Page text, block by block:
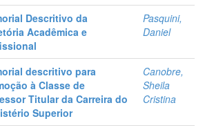
Descritivo da
Acadêmica e
Pasquini,
Daniel
descritivo para
à Classe de
Titular da Carreira do
Superior
Canobre,
Sheila
Cristina